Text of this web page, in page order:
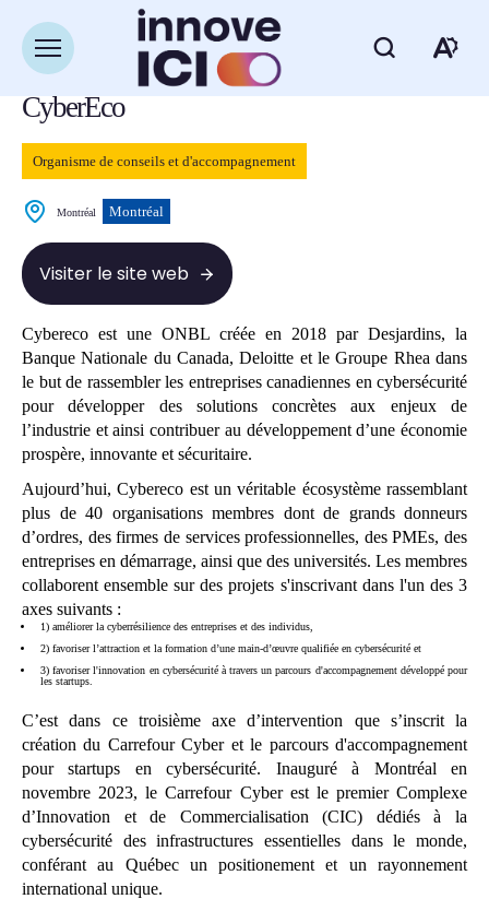
Ouvrir
la
du
site
Retour à la liste des ressources
CyberEco
Organisme de conseils et d'accompagnement
Montréal Montréal
Visiter le site web
Cybereco est une ONBL créée en 2018 par Desjardins, la
Banque Nationale du Canada, Deloitte et le Groupe Rhea dans
le but de rassembler les entreprises canadiennes en cybersécurité
pour développer des solutions concrètes aux enjeux de
l’industrie et ainsi contribuer au développement d’une économie
prospère, innovante et sécuritaire.
Aujourd’hui, Cybereco est un véritable écosystème rassemblant
plus de 40 organisations membres dont de grands donneurs
d’ordres, des firmes de services professionnelles, des PMEs, des
entreprises en démarrage, ainsi que des universités. Les membres
collaborent ensemble sur des projets s'inscrivant dans l'un des 3
axes suivants :
1) améliorer la cyberrésilience des entreprises et des individus,
2) favoriser l’attraction et la formation d’une main-d’œuvre qualifiée en cybersécurité et
3) favoriser l'innovation en cybersécurité à travers un parcours d'accompagnement développé pour
les startups.
C’est dans ce troisième axe d’intervention que s’inscrit la
création du Carrefour Cyber et le parcours d'accompagnement
pour startups en cybersécurité. Inauguré à Montréal en
novembre 2023, le Carrefour Cyber est le premier Complexe
d’Innovation et de Commercialisation (CIC) dédiés à la
cybersécurité des infrastructures essentielles dans le monde,
conférant au Québec un positionement et un rayonnement
international unique.